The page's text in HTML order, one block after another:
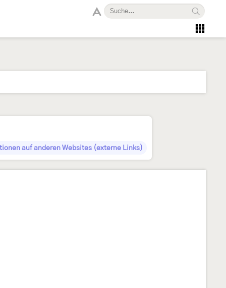
auf anderen Websites (externe Links)